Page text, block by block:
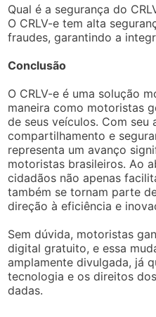
Qual é a segurança do
O CRLV-e tem alta
fraudes, garantindo a
Conclusão
O CRLV-e é uma solução
maneira como motoristas
de seus veículos. Com
compartilhamento e
representa um avanço
motoristas brasileiros. Ao
cidadãos não apenas
também se tornam parte
direção à eficiência e
Sem dúvida, motoristas
digital gratuito, e essa
amplamente divulgada, já
tecnologia e os direitos
dadas.